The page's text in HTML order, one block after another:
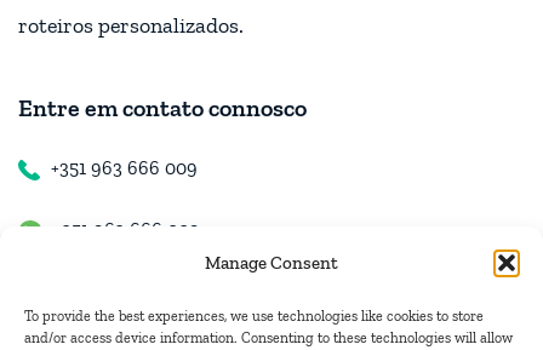
Manage Consent
To provide the best experiences, we use technologies like cookies to store
and/or access device information. Consenting to these technologies will allow
roteiros personalizados.
Entre em contato connosco
+351 963 666 009
+351 963 666 009